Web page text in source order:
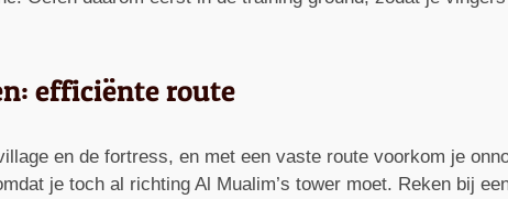
efficiënte route
en de fortress, en met een vaste route voorkom je
je toch al richting Al Mualim’s tower moet. Reken bij